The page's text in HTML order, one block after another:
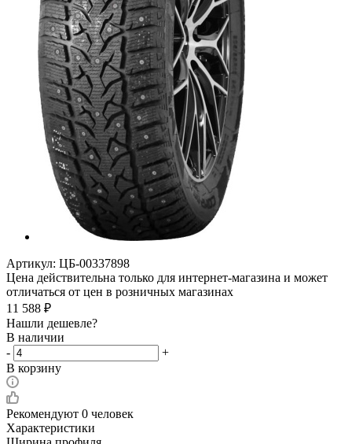
Артикул: ЦБ-00337898
Цена действительна только для интернет-магазина и может
отличаться от цен в розничных магазинах
11 588 ₽
Нашли дешевле?
В наличии
-
+
В корзину
Рекомендуют 0 человек
Характеристики